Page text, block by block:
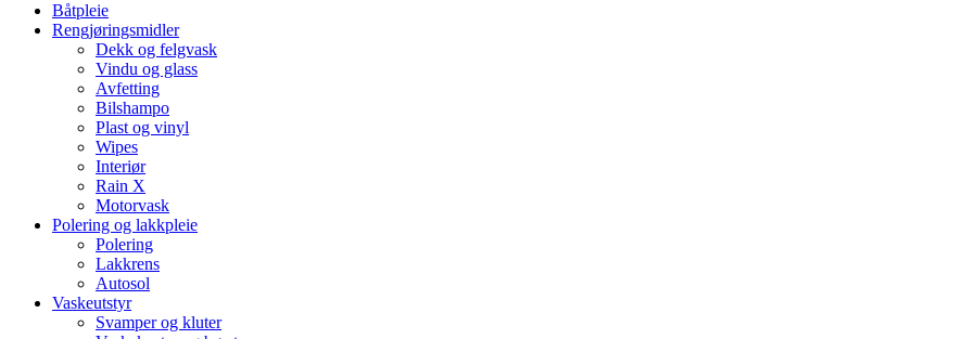
Båtpleie
Rengjøringsmidler
Dekk og felgvask
Vindu og glass
Avfetting
Bilshampo
Plast og vinyl
Wipes
Interiør
Rain X
Motorvask
Polering og lakkpleie
Polering
Lakkrens
Autosol
Vaskeutstyr
Svamper og kluter